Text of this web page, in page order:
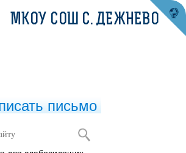
связанных с
МКОУ СОШ С. ДЕЖНЕВО
письмо